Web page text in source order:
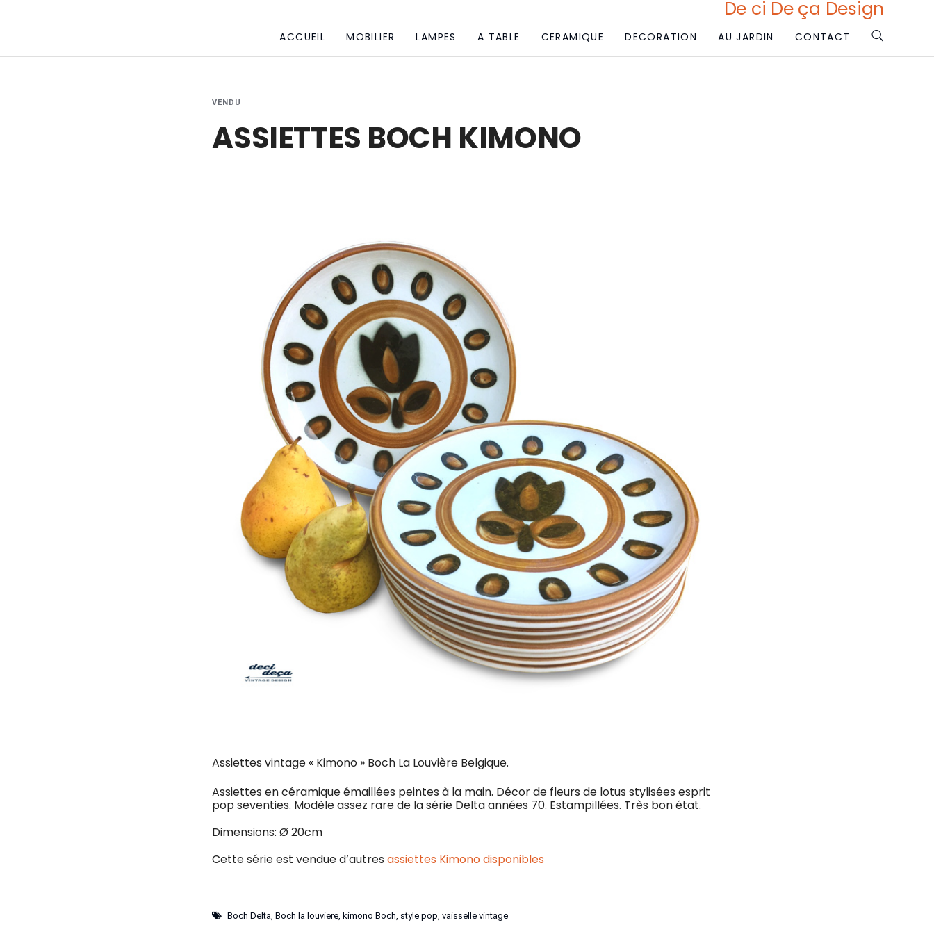
De ci De ça Design
ACCUEIL MOBILIER LAMPES A TABLE CERAMIQUE DECORATION AU JARDIN CONTACT
VENDU
ASSIETTES BOCH KIMONO
Assiettes vintage « Kimono » Boch La Louvière Belgique.
Assiettes en céramique émaillées peintes à la main. Décor de fleurs de lotus stylisées esprit
pop seventies. Modèle assez rare de la série Delta années 70. Estampillées. Très bon état.
Dimensions: Ø 20cm
Cette série est vendue d’autresassiettes Kimono disponibles
Boch Delta,Boch la louviere, kimono Boch, style pop,vaisselle vintage